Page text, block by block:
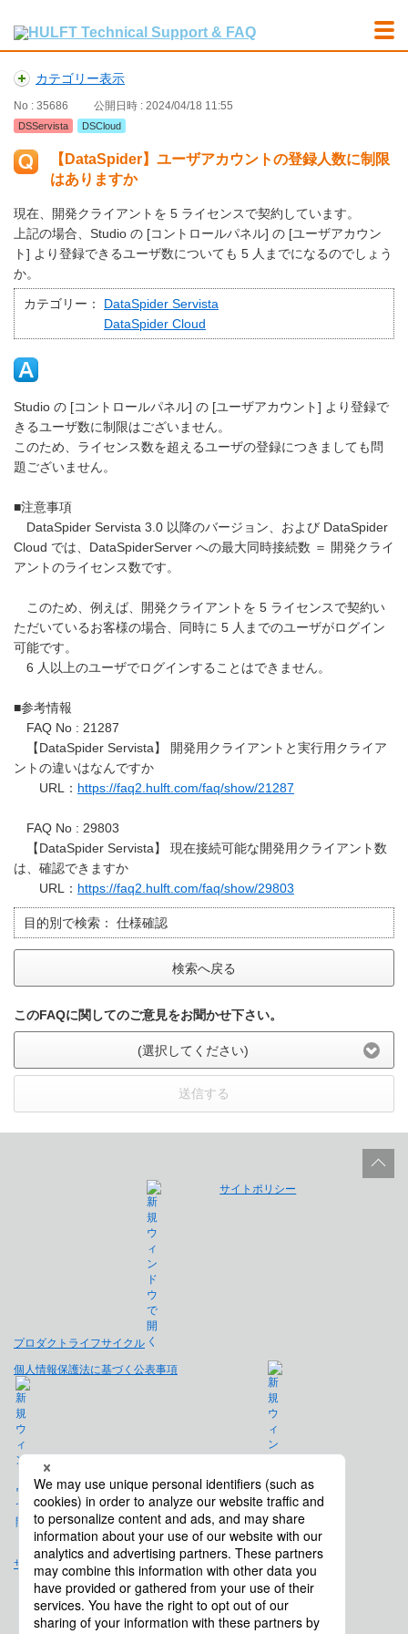
カテゴリー表示
No : 35686 公開日時 : 2024/04/18 11:55
DSServista DSCloud
【DataSpider】ユーザアカウントの登録人数に制限
はありますか
現在、開発クライアントを 5 ライセンスで契約しています。
上記の場合、Studio の [コントロールパネル] の [ユーザアカウン
ト] より登録できるユーザ数についても 5 人までになるのでしょう
か。
カテゴリー：
DataSpider Servista
DataSpider Cloud
Studio の [コントロールパネル] の [ユーザアカウント] より登録で
きるユーザ数に制限はございません。
このため、ライセンス数を超えるユーザの登録につきましても問
題ございません。
■注意事項
DataSpider Servista 3.0 以降のバージョン、および DataSpider
Cloud では、DataSpiderServer への最大同時接続数 ＝ 開発クライ
アントのライセンス数です。
このため、例えば、開発クライアントを 5 ライセンスで契約い
ただいているお客様の場合、同時に 5 人までのユーザがログイン
可能です。
6 人以上のユーザでログインすることはできません。
■参考情報
FAQ No : 21287
【DataSpider Servista】 開発用クライアントと実行用クライア
ントの違いはなんですか
URL： https://faq2.hulft.com/faq/show/21287
FAQ No : 29803
【DataSpider Servista】 現在接続可能な開発用クライアント数
は、確認できますか
URL： https://faq2.hulft.com/faq/show/29803
目的別で検索： 仕様確認
検索へ戻る
このFAQに関してのご意見をお聞かせ下さい。
(選択してください)
送信する
プロダクトライフサイクル
サイトポリシー
個人情報保護法に基づく公表事項
免責事項
サイトマップ